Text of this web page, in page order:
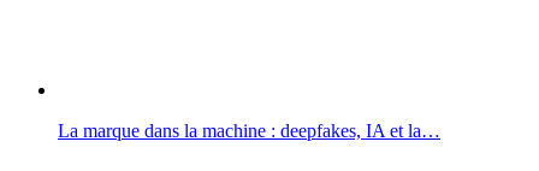
La marque dans la machine : deepfakes, IA et la…